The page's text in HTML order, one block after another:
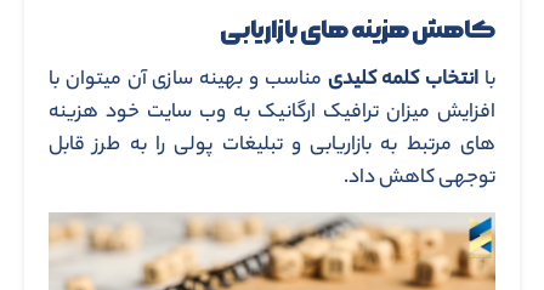
کاهش هزینه های بازاریابی
با انتخاب کلمه کلیدی مناسب و بهینه سازی آن میتوان با
افزایش میزان ترافیک ارگانیک به وب سایت خود هزینه
های مرتبط به بازاریابی و تبلیغات پولی را به طرز قابل
توجهی کاهش داد.